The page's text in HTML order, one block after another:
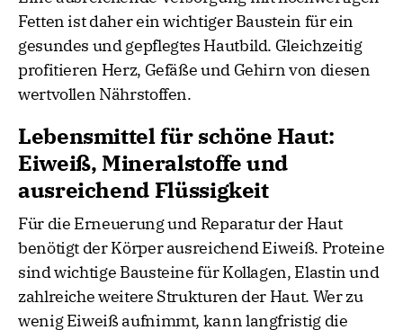
Fetten ist daher ein wichtiger Baustein für ein
gesundes und gepflegtes Hautbild. Gleichzeitig
profitieren Herz, Gefäße und Gehirn von diesen
wertvollen Nährstoffen.
Lebensmittel für schöne Haut:
Eiweiß, Mineralstoffe und
ausreichend Flüssigkeit
Für die Erneuerung und Reparatur der Haut
benötigt der Körper ausreichend Eiweiß. Proteine
sind wichtige Bausteine für Kollagen, Elastin und
zahlreiche weitere Strukturen der Haut. Wer zu
wenig Eiweiß aufnimmt, kann langfristig die